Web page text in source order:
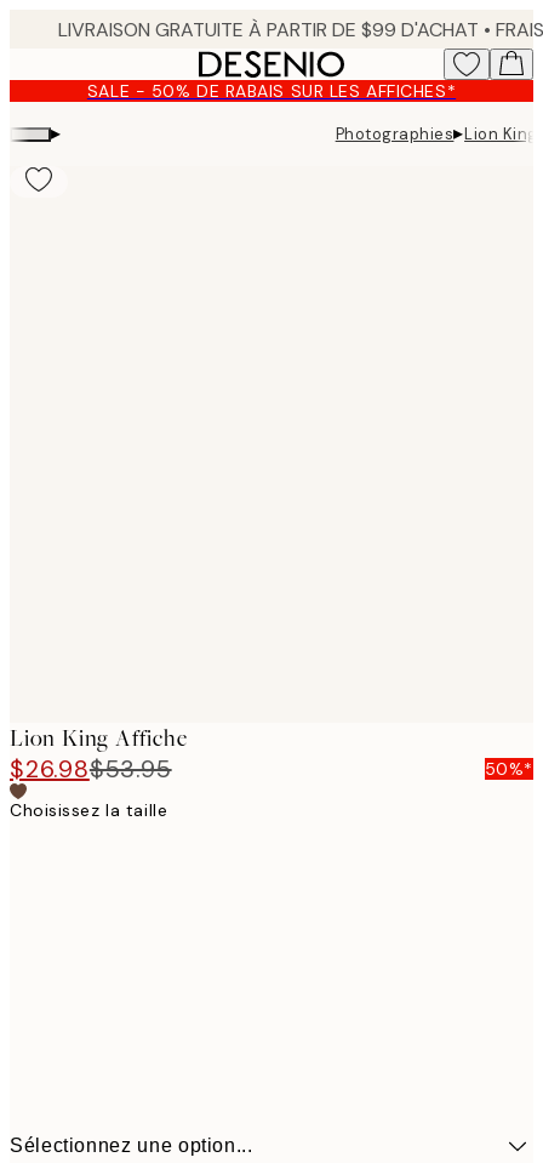
content.SALE - 50% DE RABAIS SUR LES AFFICHES*
▸ Photographies▸Lion
Lion King Affiche
$26.98$53.95
50%*
Choisissez la taille
Sélectionnez une option...